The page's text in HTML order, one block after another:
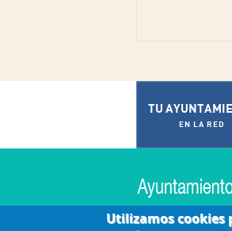
TU
EN LA RED
Utilizamos cookies